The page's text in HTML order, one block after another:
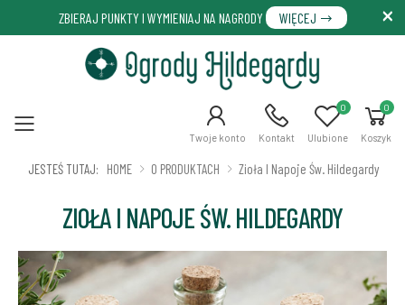
ZBIERAJ PUNKTY I WYMIENIAJ NA NAGRODY WIĘCEJ
Menu Twoje konto Kontakt Ulubione
0 0
Koszyk
JESTEŚ TUTAJ: HOME O PRODUKTACH Zioła I Napoje Św. Hildegardy
ZIOŁA I NAPOJE ŚW. HILDEGARDY